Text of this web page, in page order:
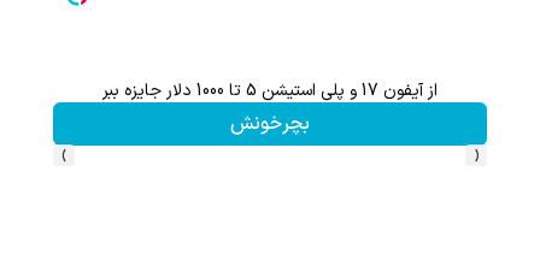
از آیفون 17 و پلی استیشن 5 تا 1000 دلار جایزه ببر
بچرخونش
‹
›